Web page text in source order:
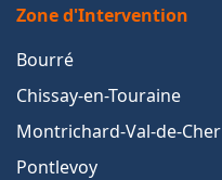
Zone d'Intervention
Bourré
Chissay-en-Touraine
Montrichard-Val-de-Cher
Pontlevoy